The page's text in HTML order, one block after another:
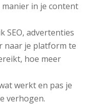
in je content
SEO, advertenties
naar je platform te
hoe meer
werkt en pas je
verhogen.